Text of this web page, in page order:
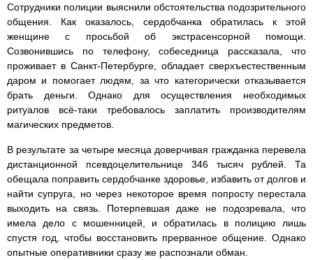
Сотрудники полиции выяснили обстоятельства подозрительного
общения. Как оказалось, сердобчанка обратилась к этой
женщине с просьбой об экстрасенсорной помощи.
Созвонившись по телефону, собеседница рассказала, что
проживает в Санкт-Петербурге, обладает сверхъестественным
даром и помогает людям, за что категорически отказывается
брать деньги. Однако для осуществления необходимых
ритуалов всё-таки требовалось заплатить производителям
магических предметов.
В результате за четыре месяца доверчивая гражданка перевела
дистанционной псевдоцелительнице 346 тысяч рублей. Та
обещала поправить сердобчанке здоровье, избавить от долгов и
найти супруга, но через некоторое время попросту перестала
выходить на связь. Потерпевшая даже не подозревала, что
имела дело с мошенницей, и обратилась в полицию лишь
спустя год, чтобы восстановить прерванное общение. Однако
опытные оперативники сразу же распознали обман.